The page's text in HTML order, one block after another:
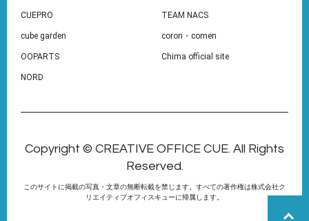
CUEPRO TEAM NACS
cube garden coron・comen
OOPARTS Chima official site
NORD
Copyright © CREATIVE OFFICE CUE. All Rights
Reserved.
このサイトに掲載の写真・文章の無断転載を禁じます。すべての著作権は株式会社ク
リエイティブオフィスキューに帰属します。